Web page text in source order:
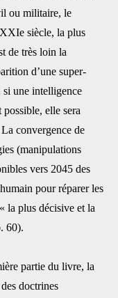
ou militaire, le
siècle, la ‎plus
de très loin la
d’une super-
une ‎intelligence
elle sera
convergence de
(manipulations
vers 2045 ‎des
pour réparer les
la plus décisive et la
60).
partie du livre, la
doctrines